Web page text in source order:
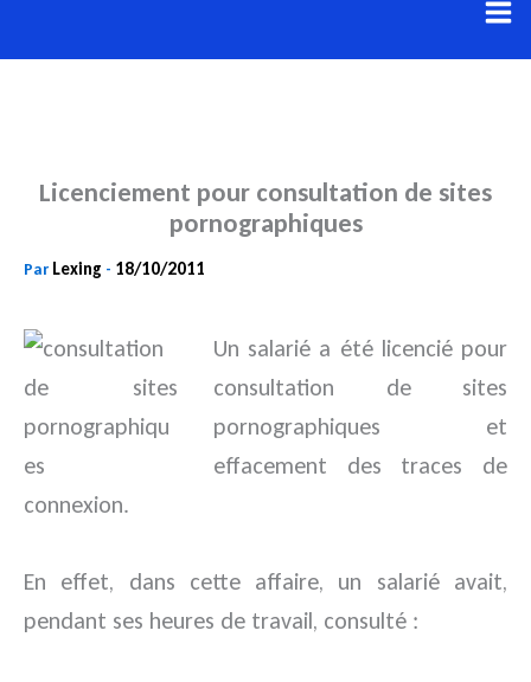
au
Licenciement pour consultation de sites
pornographiques
Par Lexing - 18/10/2011
Un salarié a été licencié pour
consultation de sites
pornographiques et
effacement des traces de
connexion.
En effet, dans cette affaire, un salarié avait,
pendant ses heures de travail, consulté :